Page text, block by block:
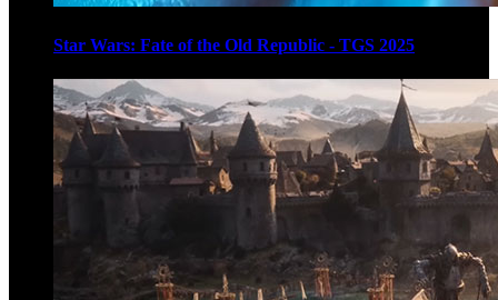
Star Wars: Fate of the Old Republic - TGS 2025